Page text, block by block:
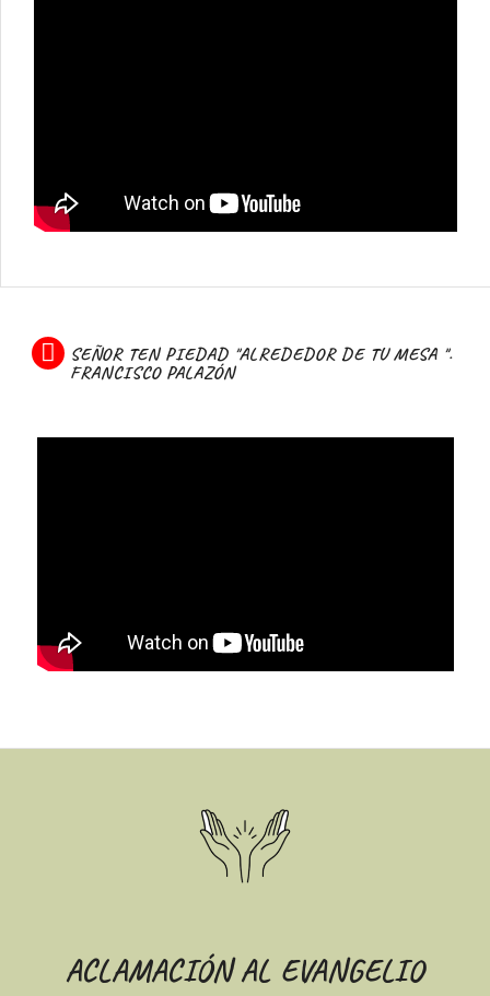
SEÑOR TEN PIEDAD "ALREDEDOR DE TU MESA ".
FRANCISCO PALAZÓN
ACLAMACIÓN AL EVANGELIO